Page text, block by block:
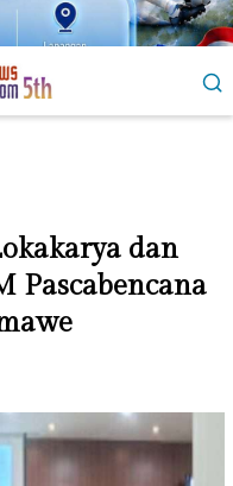
dan
Pascabencana